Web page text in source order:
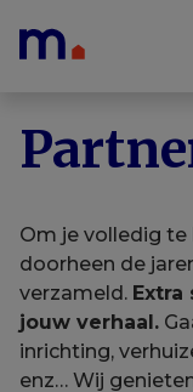
Om je volledig
doorheen de
verzameld. Extra
jouw verhaal.
inrichting,
enz… Wij